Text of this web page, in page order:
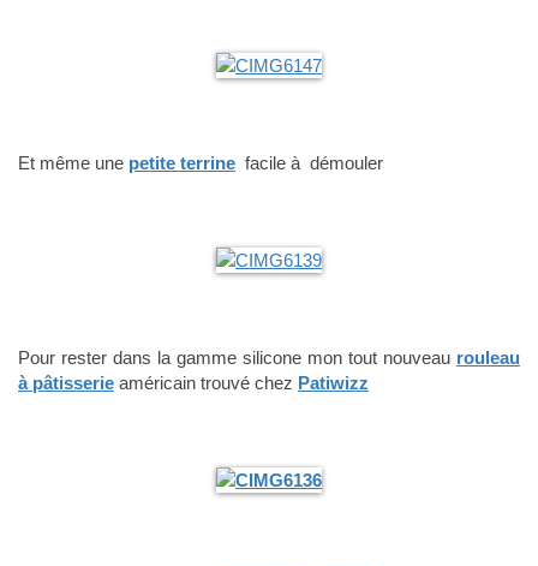
Et même une petite terrine facile à démouler
Pour rester dans la gamme silicone mon tout nouveau rouleau
à pâtisserie américain trouvé chez Patiwizz